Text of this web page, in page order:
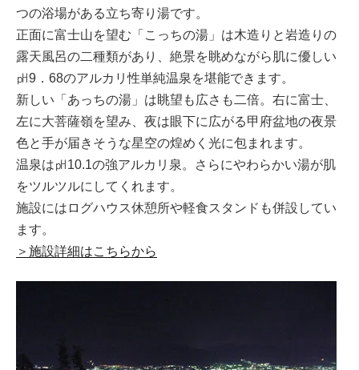
つの浴場がある立ち寄り湯です。
正面に富士山を望む「こっちの湯」は木造りと岩造りの
露天風呂の二種類があり、絶景を眺めながら肌に優しい
㏗9．68のアルカリ性単純温泉を堪能できます。
新しい「あっちの湯」は眺望も広さも二倍。右に富士、
左に大菩薩嶺を望み、夜は眼下に広がる甲府盆地の夜景
色と手が届きそうな星空の煌めく光に包まれます。
温泉は㏗10.1の強アルカリ泉。さらにやわらかい湯が肌
をツルツルにしてくれます。
施設にはログハウス休憩所や軽食スタンドも併設してい
ます。
＞施設詳細はこちらから